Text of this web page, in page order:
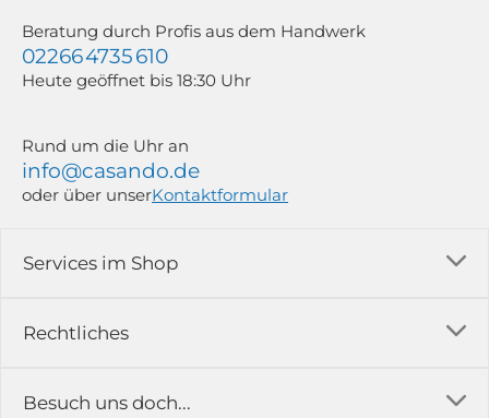
Rechtliches
Impressum
Services im Shop
Versandkosten
Erfahrungsberichte & Bewertungen
Besuch uns doch...
Beratung durch Profis aus dem Handwerk
02266 4735 610
Heute geöffnet bis 18:30 Uhr
Rund um die Uhr an
info@casando.de
oder über unserKontaktformular